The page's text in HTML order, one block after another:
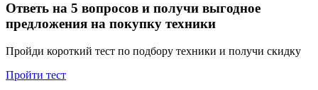
Ответь на 5 вопросов и получи выгодное
предложения на покупку техники
Пройди короткий тест по подбору техники и получи скидку
Пройти тест